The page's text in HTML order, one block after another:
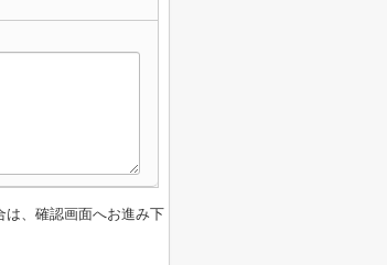
は、確認画面へお進み下